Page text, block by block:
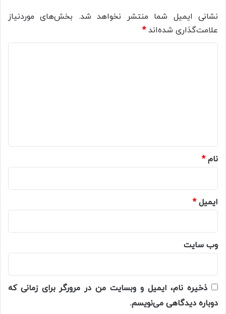
نشانی ایمیل شما منتشر نخواهد شد. بخش‌های موردنیاز
علامت‌گذاری شده‌اند*
نام*
ایمیل*
وب‌ سایت
ذخیره نام، ایمیل و وبسایت من در مرورگر برای زمانی که
دوباره دیدگاهی می‌نویسم.